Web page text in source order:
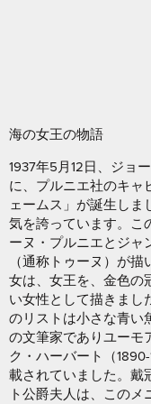
海の女王の物語
1937年5月12日、ジョ
に、プルニエ社のキャ
ェームス」が誕生しま
気を誇っています。こ
ーヌ・プルニエとジャ
（通称トゥーヌ）が
女は、女王を、金色の
い女性として描きまし
のリストは小さな青い
の文筆家でありユーモ
ク・ハーバート（
載されていました。戴
ト公爵夫人は、この